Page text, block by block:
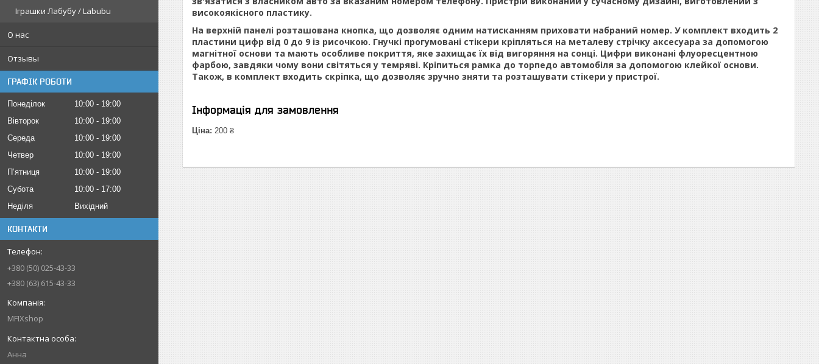
Іграшки Лабубу / Labubu
О нас
Отзывы
ГРАФІК РОБОТИ
Понеділок 10:00
19:00
Вівторок
10:00
19:00
Середа
10:00
19:00
Четвер
10:00
19:00
Пʼятниця
10:00
19:00
Субота
10:00
17:00
Неділя
Вихідний
КОНТАКТИ
+380 (50) 025-43-33
+380 (63) 615-43-33
MFIXshop
Анна
високоякісного пластику.
На верхній панелі розташована кнопка, що дозволяє одним натисканням приховати набраний номер. У комплект входить 2
пластини цифр від 0 до 9 із рисочкою. Гнучкі прогумовані стікери кріпляться на металеву стрічку аксесуара за допомогою
магнітної основи та мають особливе покриття, яке захищає їх від вигоряння на сонці. Цифри виконані флуоресцентною
фарбою, завдяки чому вони світяться у темряві. Кріпиться рамка до торпедо автомобіля за допомогою клейкої основи.
Також, в комплект входить скріпка, що дозволяє зручно зняти та розташувати стікери у пристрої.
Інформація для замовлення
Ціна: 200 ₴